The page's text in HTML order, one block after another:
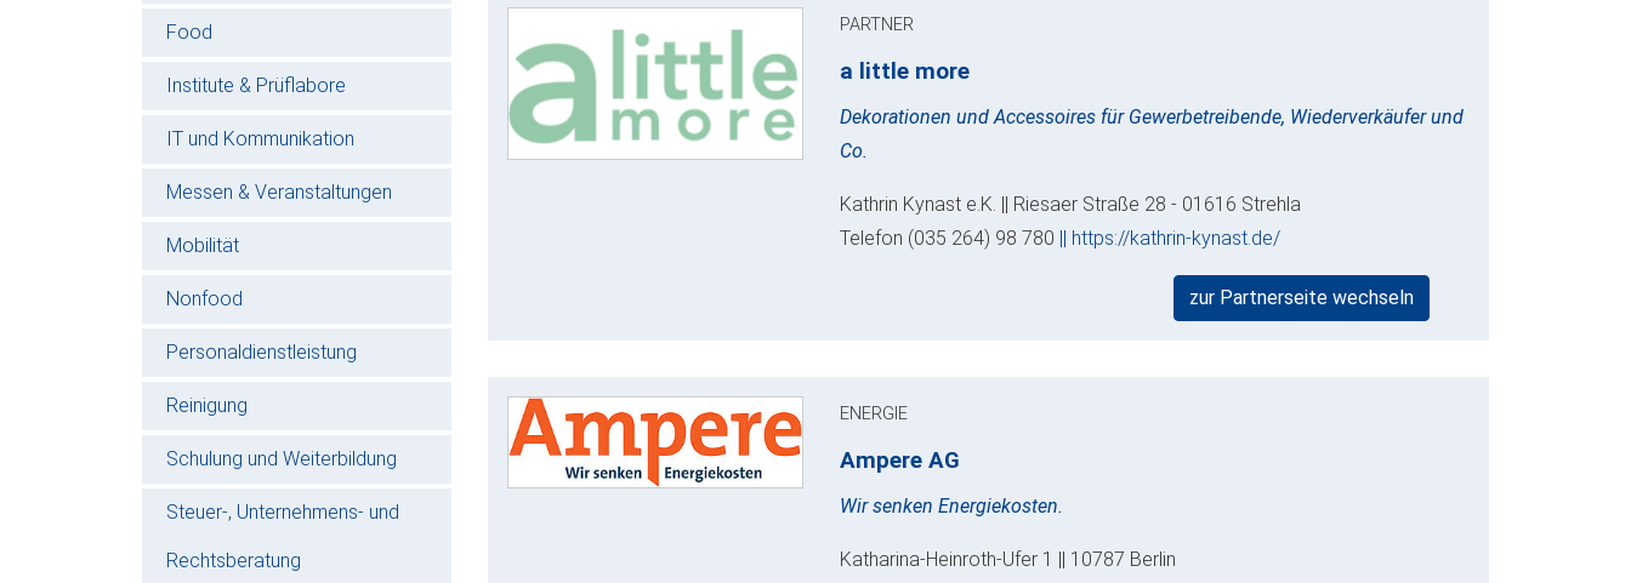
Food
Institute & Prüflabore
IT und Kommunikation
Messen & Veranstaltungen
Mobilität
Nonfood
Personaldienstleistung
Reinigung
Schulung und Weiterbildung
Steuer-, Unternehmens- und
Rechtsberatung
PARTNER
a little more
Dekorationen und Accessoires für Gewerbetreibende, Wiederverkäufer und
Co.
Kathrin Kynast e.K. || Riesaer Straße 28 - 01616 Strehla
Telefon (035 264) 98 780 || https://kathrin-kynast.de/
zur Partnerseite wechseln
ENERGIE
Ampere AG
Wir senken Energiekosten.
Katharina-Heinroth-Ufer 1 || 10787 Berlin